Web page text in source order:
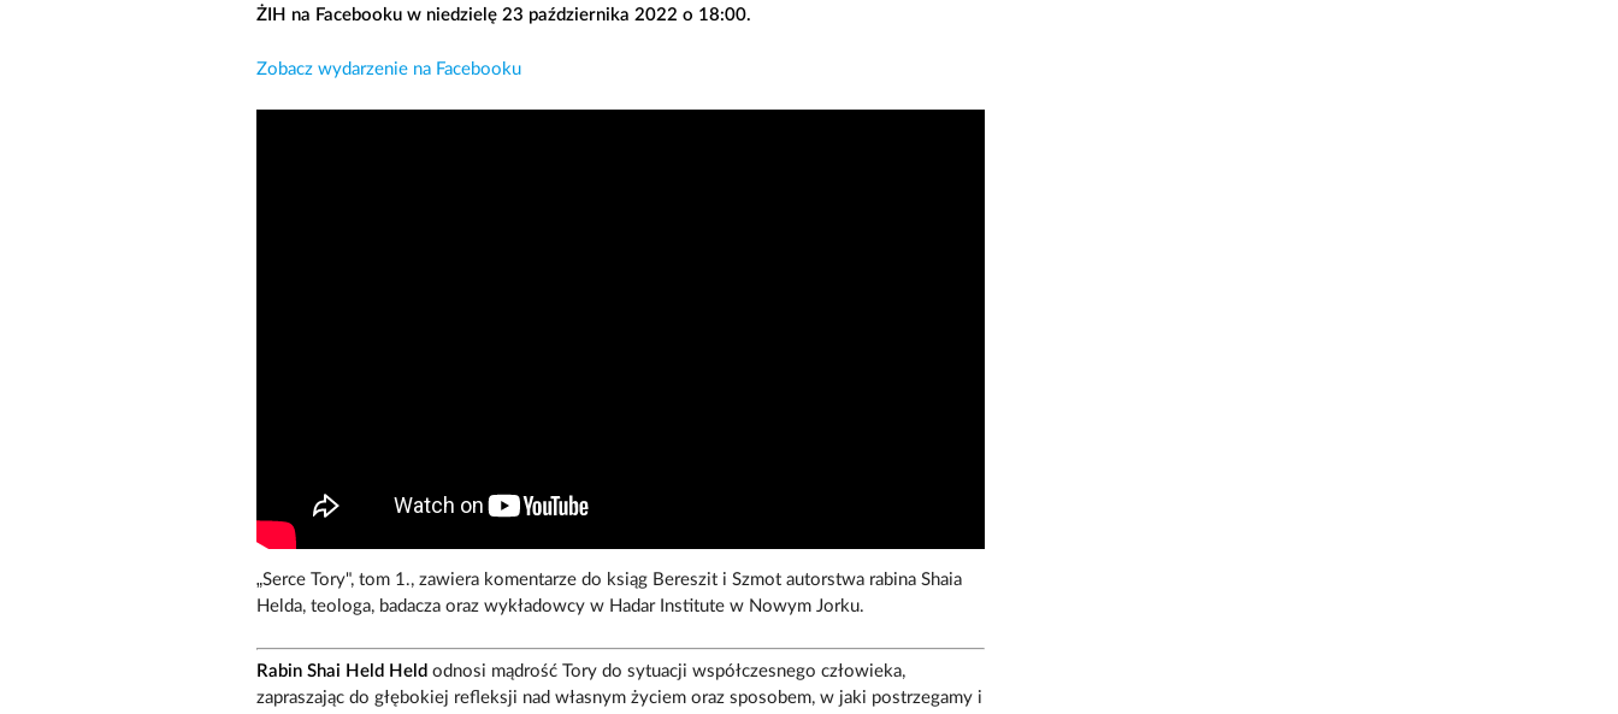
ŻIH na Facebooku w niedzielę 23 października 2022 o 18:00.
Zobacz wydarzenie na Facebooku
„Serce Tory", tom 1., zawiera komentarze do ksiąg Bereszit i Szmot autorstwa rabina Shaia
Helda, teologa, badacza oraz wykładowcy w Hadar Institute w Nowym Jorku.
Rabin Shai Held Held odnosi mądrość Tory do sytuacji współczesnego człowieka,
zapraszając do głębokiej refleksji nad własnym życiem oraz sposobem, w jaki postrzegamy i